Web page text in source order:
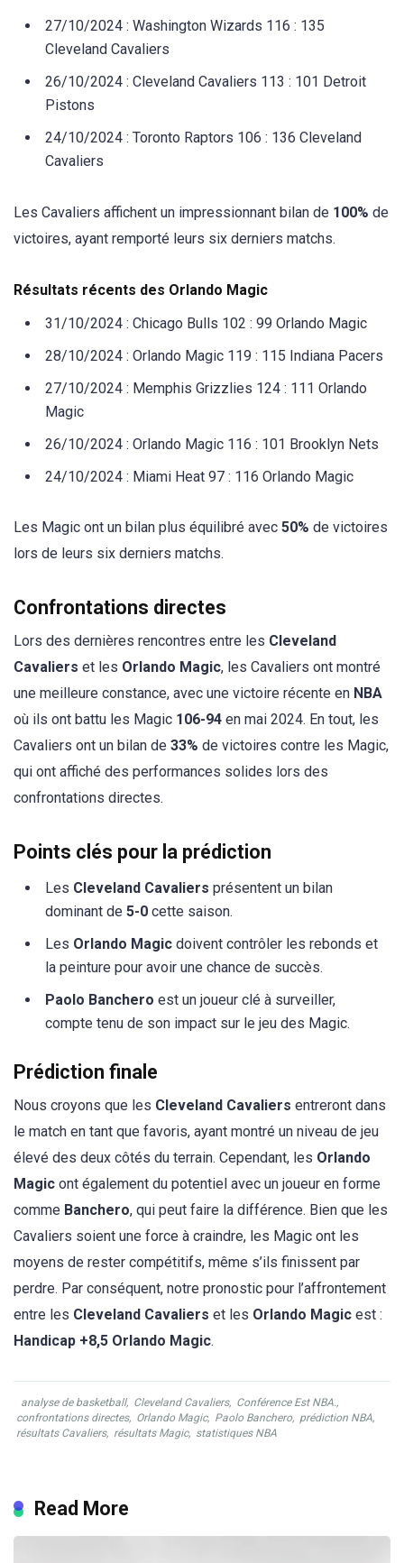
27/10/2024 : Washington Wizards 116 : 135
Cleveland Cavaliers
26/10/2024 : Cleveland Cavaliers 113 : 101 Detroit
Pistons
24/10/2024 : Toronto Raptors 106 : 136 Cleveland
Cavaliers
Les Cavaliers affichent un impressionnant bilan de 100% de
victoires, ayant remporté leurs six derniers matchs.
Résultats récents des Orlando Magic
31/10/2024 : Chicago Bulls 102 : 99 Orlando Magic
28/10/2024 : Orlando Magic 119 : 115 Indiana Pacers
27/10/2024 : Memphis Grizzlies 124 : 111 Orlando
Magic
26/10/2024 : Orlando Magic 116 : 101 Brooklyn Nets
24/10/2024 : Miami Heat 97 : 116 Orlando Magic
Les Magic ont un bilan plus équilibré avec 50% de victoires
lors de leurs six derniers matchs.
Confrontations directes
Lors des dernières rencontres entre les Cleveland
Cavaliers et les Orlando Magic, les Cavaliers ont montré
une meilleure constance, avec une victoire récente en NBA
où ils ont battu les Magic 106-94 en mai 2024. En tout, les
Cavaliers ont un bilan de 33% de victoires contre les Magic,
qui ont affiché des performances solides lors des
confrontations directes.
Points clés pour la prédiction
Les Cleveland Cavaliers présentent un bilan
dominant de 5-0 cette saison.
Les Orlando Magic doivent contrôler les rebonds et
la peinture pour avoir une chance de succès.
Paolo Banchero est un joueur clé à surveiller,
compte tenu de son impact sur le jeu des Magic.
Prédiction finale
Nous croyons que les Cleveland Cavaliers entreront dans
le match en tant que favoris, ayant montré un niveau de jeu
élevé des deux côtés du terrain. Cependant, les Orlando
Magic ont également du potentiel avec un joueur en forme
comme Banchero, qui peut faire la différence. Bien que les
Cavaliers soient une force à craindre, les Magic ont les
moyens de rester compétitifs, même s’ils finissent par
perdre. Par conséquent, notre pronostic pour l’affrontement
entre les Cleveland Cavaliers et les Orlando Magic est :
Handicap +8,5 Orlando Magic.
analyse de basketball, Cleveland Cavaliers, Conférence Est NBA.,
confrontations directes, Orlando Magic, Paolo Banchero, prédiction NBA,
résultats Cavaliers, résultats Magic, statistiques NBA
Read More